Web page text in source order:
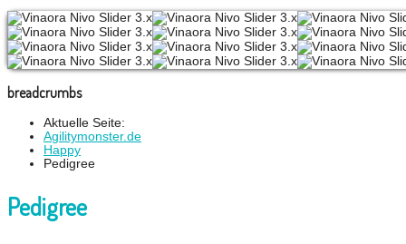
breadcrumbs
Aktuelle Seite:
Agilitymonster.de
Happy
Pedigree
Pedigree